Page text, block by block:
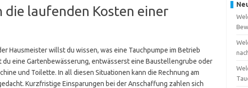
die laufenden Kosten einer
Hausmeister willst du wissen, was eine Tauchpumpe im Betrieb
eine Gartenbewässerung, entwässerst eine Baustellengrube oder
und Toilette. In all diesen Situationen kann die Rechnung am
Kurzfristige Einsparungen bei der Anschaffung zahlen sich